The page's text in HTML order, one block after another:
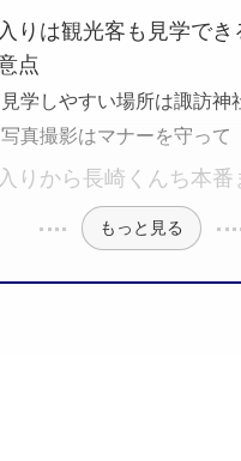
りは観光客も見学でき
点
見学しやすい場所は諏訪神
写真撮影はマナーを守って
りから長崎くんち本番
もっと見る